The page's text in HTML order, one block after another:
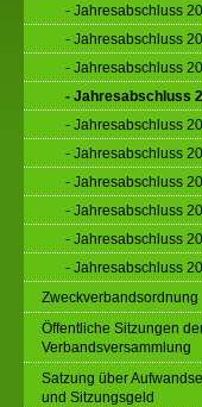
- Jahresabschluss
- Jahresabschluss
- Jahresabschluss
- Jahresabschluss
- Jahresabschluss
- Jahresabschluss
- Jahresabschluss
- Jahresabschluss
- Jahresabschluss
- Jahresabschluss
Zweckverbandsordnung
Öffentliche Sitzungen
Verbandsversammlung
Satzung über
und Sitzungsgeld